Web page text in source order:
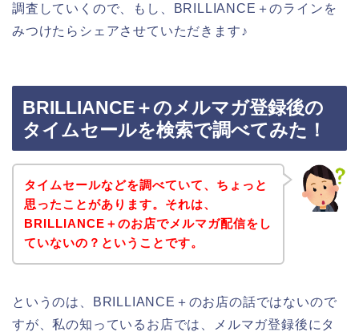
調査していくので、もし、BRILLIANCE＋のラインを
みつけたらシェアさせていただきます♪
BRILLIANCE＋のメルマガ登録後の
タイムセールを検索で調べてみた！
タイムセールなどを調べていて、ちょっと
思ったことがあります。それは、
BRILLIANCE＋のお店でメルマガ配信をし
ていないの？ということです。
というのは、BRILLIANCE＋のお店の話ではないので
すが、私の知っているお店では、メルマガ登録後にタ